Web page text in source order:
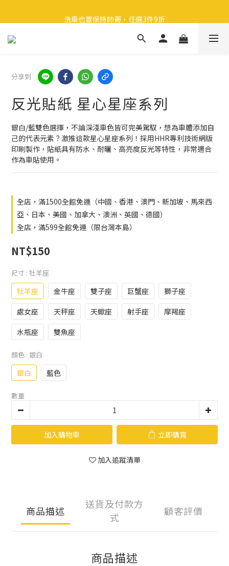
領取40元購物金
分享到
反光貼紙 星心星座系列
銀白/藍雙色選擇，不論深淺車色皆可完美駕馭，想為車體添加自
己的代表元素？激推這款星心星座系列！採用HHR專利技術網版
印刷製作，貼紙具有防水、耐曬、高亮度反光等特性，非常適合
作為車貼使用。
全店，滿1500全館免運（中國、香港、澳門、新加坡、馬來西
亞、日本、美國、加拿大、澳洲、英國、德國）
全店，滿599全館免運（限台灣本島）
NT$150
尺寸 : 牡羊座
牡羊座 金牛座 雙子座 巨蟹座
獅子座
處女座
天秤座 天蠍座 射手座
摩羯座
水瓶座
雙魚座
顏色 : 銀白
銀白 藍色
數量
加入購物車 立即購買
加入追蹤清單
商品描述
送貨及付款方
式
顧客評價
商品描述